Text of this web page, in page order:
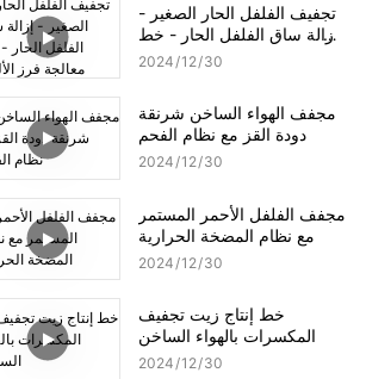
تجفيف الفلفل الحار الصغير -
إزالة ساق الفلفل الحار - خط
معالجة فرز الألوان
2024 12 30
مجفف الهواء الساخن شرنقة
دودة القز مع نظام الفحم
2024 12 30
مجفف الفلفل الأحمر المستمر
مع نظام المضخة الحرارية
2024 12 30
خط إنتاج زيت تجفيف
المكسرات بالهواء الساخن
2024 12 30